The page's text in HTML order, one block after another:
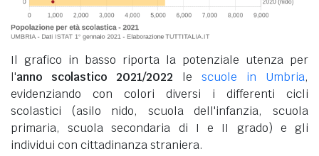
Il grafico in basso riporta la potenziale utenza per
l'anno scolastico 2021/2022 le scuole in Umbria,
evidenziando con colori diversi i differenti cicli
scolastici (asilo nido, scuola dell'infanzia, scuola
primaria, scuola secondaria di I e II grado) e gli
individui con cittadinanza straniera.